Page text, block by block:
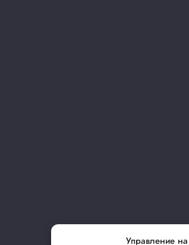
Управление на